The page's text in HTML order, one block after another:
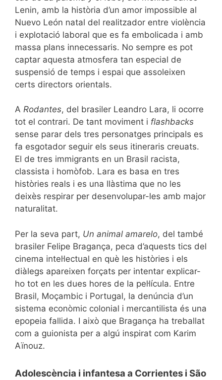
Lenin, amb la història d’un amor impossible al
Nuevo León natal del realitzador entre violència
i explotació laboral que es fa embolicada i amb
massa plans innecessaris. No sempre es pot
captar aquesta atmosfera tan especial de
suspensió de temps i espai que assoleixen
certs directors orientals.
A Rodantes, del brasiler Leandro Lara, li ocorre
tot el contrari. De tant moviment i flashbacks
sense parar dels tres personatges principals es
fa esgotador seguir els seus itineraris creuats.
El de tres immigrants en un Brasil racista,
classista i homòfob. Lara es basa en tres
històries reals i es una llàstima que no les
deixès respirar per desenvolupar-les amb major
naturalitat.
Per la seva part, Un animal amarelo, del també
brasiler Felipe Bragança, peca d’aquests tics del
cinema intel·lectual en què les històries i els
diàlegs apareixen forçats per intentar explicar-
ho tot en les dues hores de la pel·lícula. Entre
Brasil, Moçambic i Portugal, la denúncia d’un
sistema econòmic colonial i mercantilista és una
epopeia fallida. I això que Bragança ha treballat
com a guionista per a algú inspirat com Karim
Aïnouz.
Adolescència i infantesa a Corrientes i São